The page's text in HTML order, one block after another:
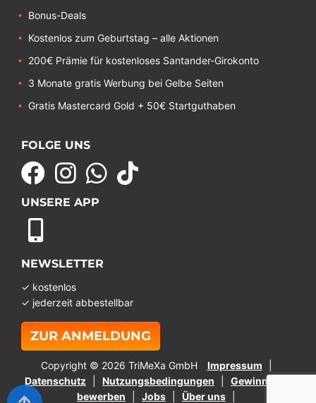
Bonus-Deals
Kostenlos zum Geburtstag – alle Aktionen
200€ Prämie für kostenloses Santander-Girokonto
3 Monate gratis Werbung bei Gelbe Seiten
Gratis Mastercard Gold + 50€ Startguthaben
FOLGE UNS
UNSERE APP
NEWSLETTER
✓ kostenlos
✓ jederzeit abbestellbar
ZUR ANMELDUNG
Copyright © 2026 TriMeXa GmbH
Impressum
Datenschutz
Nutzungsbedingungen
Gewinnspiel
bewerben
Jobs Über uns